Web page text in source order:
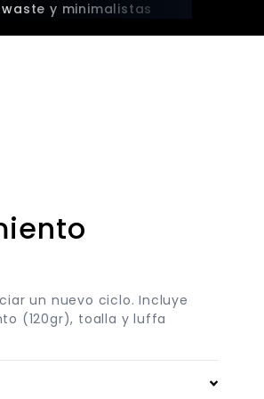
un nuevo ciclo. Incluye
(120gr), toalla y luffa